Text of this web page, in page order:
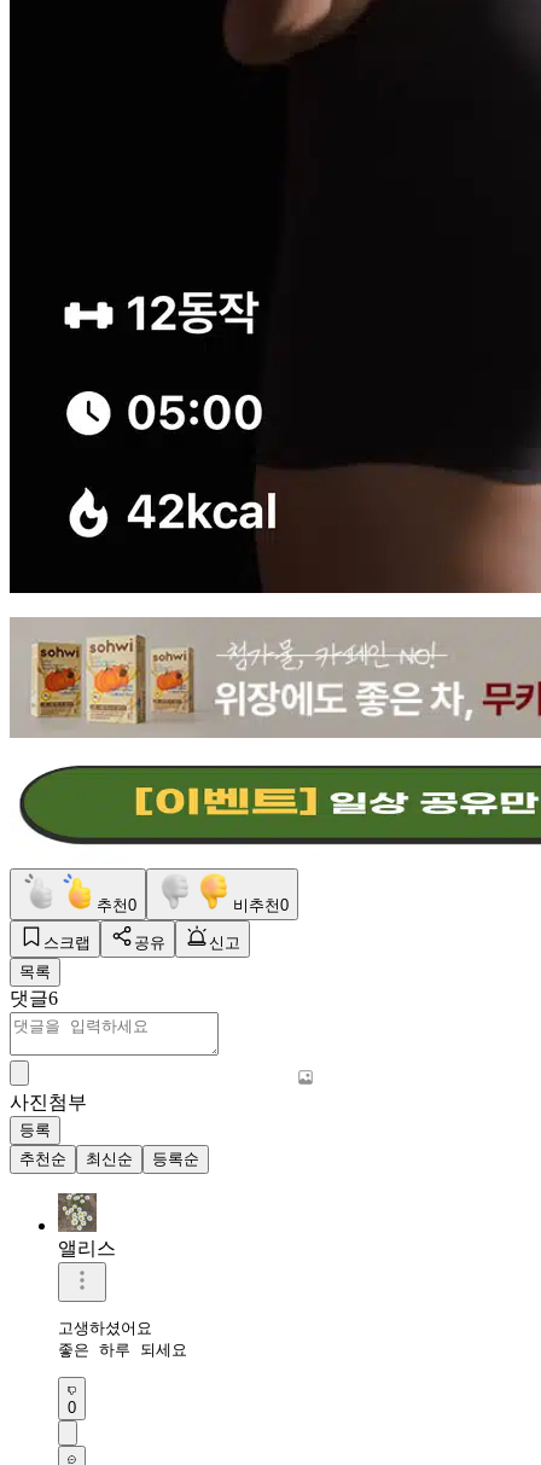
추천0 비추천0
스크랩 공유
신고
목록
댓글6
사진첨부
등록
추천순
최신순 등록순
앨리스
고생하셨어요
좋은 하루 되세요
0